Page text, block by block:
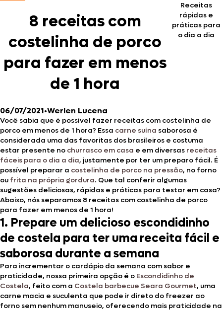
8 receitas com
costelinha de porco
para fazer em menos
de 1 hora
Receitas
rápidas e
práticas para
o dia a dia
06/07/2021•Werlen Lucena
Você sabia que é possível fazer receitas com costelinha de
porco em menos de 1 hora? Essa carne suína saborosa é
considerada uma das favoritas dos brasileiros e costuma
estar presente no churrasco em casa e em diversas receitas
fáceis para o dia a dia, justamente por ter um preparo fácil. É
possível preparar a costelinha de porco na pressão, no forno
ou frita na própria gordura. Que tal conferir algumas
sugestões deliciosas, rápidas e práticas para testar em casa?
Abaixo, nós separamos 8 receitas com costelinha de porco
para fazer em menos de 1 hora!
1. Prepare um delicioso escondidinho
de costela para ter uma receita fácil e
saborosa durante a semana
Para incrementar o cardápio da semana com sabor e
praticidade, nossa primeira opção é o Escondidinho de
Costela, feito com a Costela barbecue Seara Gourmet, uma
carne macia e suculenta que pode ir direto do freezer ao
forno sem nenhum manuseio, oferecendo mais praticidade na